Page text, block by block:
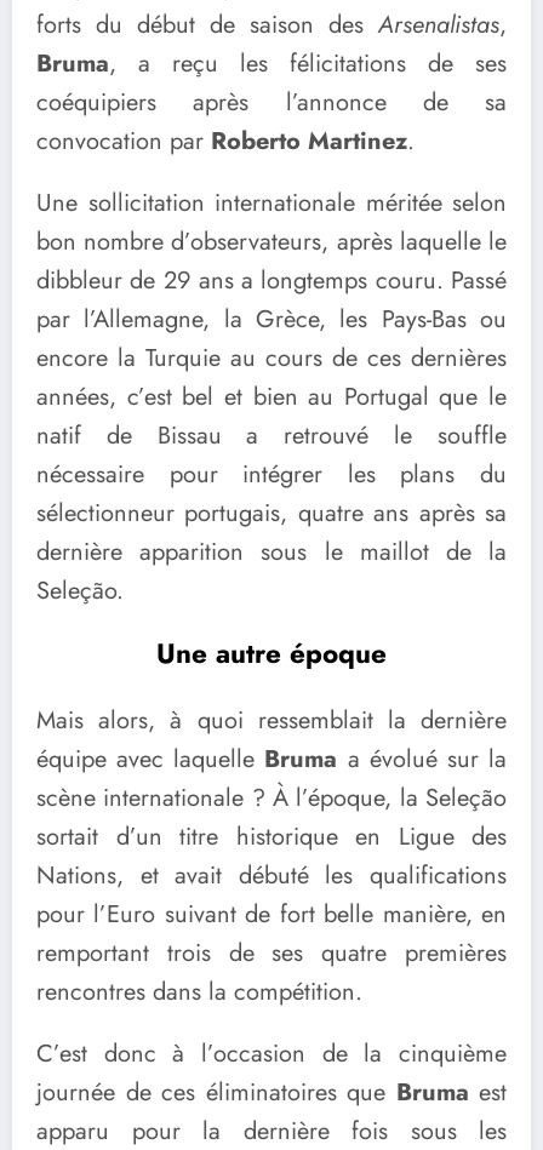
forts du début de saison desArsenalistas,
Bruma, a reçu les félicitations de ses
coéquipiers après l’annonce de sa
convocation par Roberto Martinez.
Une sollicitation internationale méritée selon
bon nombre d’observateurs, après laquelle le
dibbleur de 29 ans a longtemps couru. Passé
par l’Allemagne, la Grèce, les Pays-Bas ou
encore la Turquie au cours de ces dernières
années, c’est bel et bien au Portugal que le
natif de Bissau a retrouvé le souffle
nécessaire pour intégrer les plans du
sélectionneur portugais, quatre ans après sa
dernière apparition sous le maillot de la
Seleção.
Une autre époque
Mais alors, à quoi ressemblait la dernière
équipe avec laquelle Bruma a évolué sur la
scène internationale ? À l’époque, la Seleção
sortait d’un titre historique en Ligue des
Nations, et avait débuté les qualifications
pour l’Euro suivant de fort belle manière, en
remportant trois de ses quatre premières
rencontres dans la compétition.
C’est donc à l’occasion de la cinquième
journée de ces éliminatoires que Bruma est
apparu pour la dernière fois sous les